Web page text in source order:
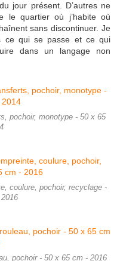
jour présent. D’autres ne
le quartier où j’habite où
sans discontinuer. Je
ce qui se passe et ce qui
dans un langage non
pochoir, monotype - 50 x 65
coulure, pochoir, recyclage -
pochoir - 50 x 65 cm - 2016